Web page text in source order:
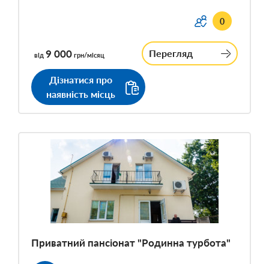
0
від 9 000 грн/місяц Перегляд
Дізнатися про
наявність місць
Приватний пансіонат "Родинна турбота"